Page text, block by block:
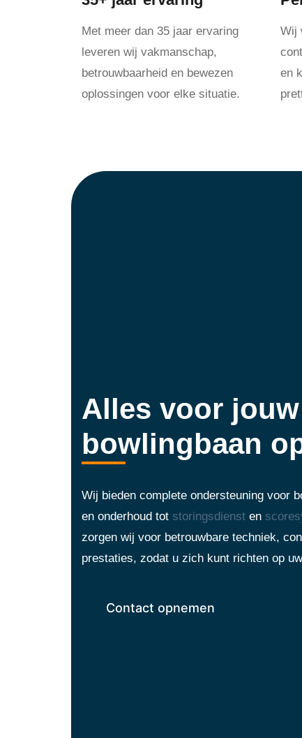
Met meer dan 35 jaar ervaring
leveren wij vakmanschap,
betrouwbaarheid en bewezen
oplossingen voor elke situatie.
Wij
en
Alles voor jouw
bowlingbaan
Wij bieden complete ondersteuning voor
en onderhoud tot storingsdienst en
zorgen wij voor betrouwbare techniek,
prestaties, zodat u zich kunt richten op
Contact opnemen